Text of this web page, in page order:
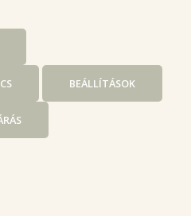
BEÁLLÍTÁSOK